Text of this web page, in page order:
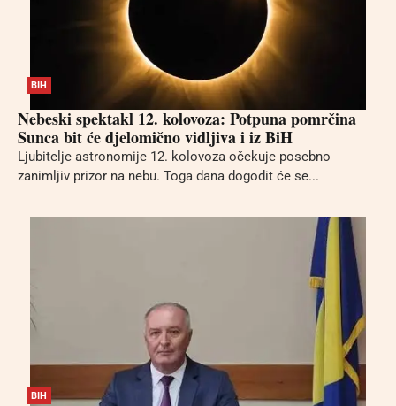
BIH
Nebeski spektakl 12. kolovoza: Potpuna pomrčina
Sunca bit će djelomično vidljiva i iz BiH
Ljubitelje astronomije 12. kolovoza očekuje posebno
zanimljiv prizor na nebu. Toga dana dogodit će se...
BIH